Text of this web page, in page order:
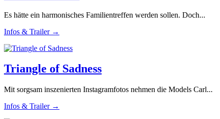
Es hätte ein harmonisches Familientreffen werden sollen. Doch...
Infos & Trailer →
Triangle of Sadness
Mit sorgsam inszenierten Instagramfotos nehmen die Models Carl...
Infos & Trailer →